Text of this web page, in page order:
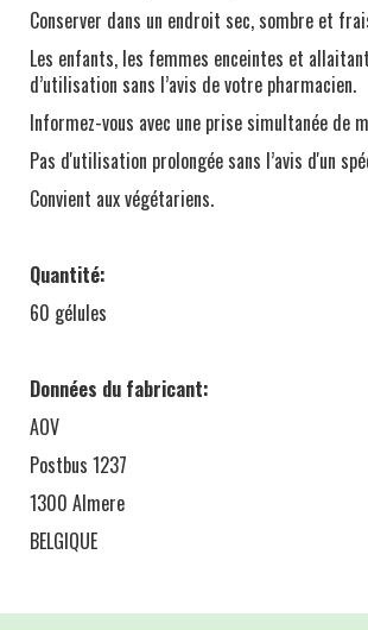
Conserver dans un endroit sec, sombre et
Les enfants, les femmes enceintes et
d’utilisation sans l’avis de votre pharmacien.
Informez-vous avec une prise simultanée de
Pas d'utilisation prolongée sans l’avis d'un
Convient aux végétariens.
Quantité:
60 gélules
Données du fabricant:
AOV
Postbus 1237
1300 Almere
BELGIQUE